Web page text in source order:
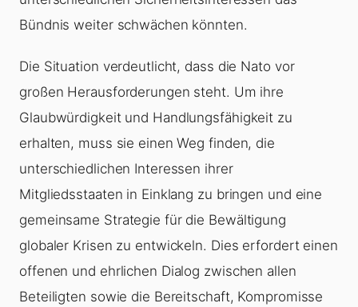
Bündnis weiter schwächen könnten.
Die Situation verdeutlicht, dass die Nato vor
großen Herausforderungen steht. Um ihre
Glaubwürdigkeit und Handlungsfähigkeit zu
erhalten, muss sie einen Weg finden, die
unterschiedlichen Interessen ihrer
Mitgliedsstaaten in Einklang zu bringen und eine
gemeinsame Strategie für die Bewältigung
globaler Krisen zu entwickeln. Dies erfordert einen
offenen und ehrlichen Dialog zwischen allen
Beteiligten sowie die Bereitschaft, Kompromisse